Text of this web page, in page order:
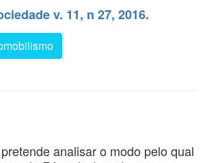
v. 11, n 27, 2016.
analisar o modo pelo qual